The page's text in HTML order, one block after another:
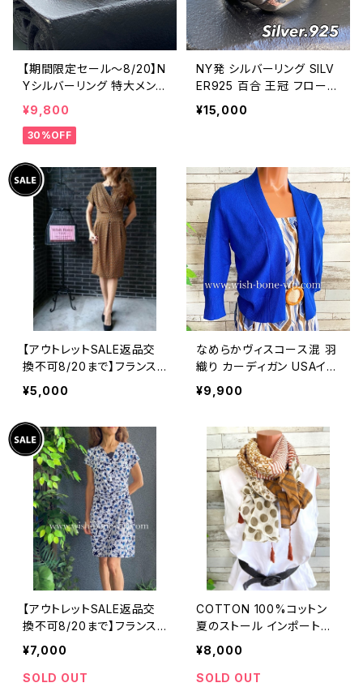
【期間限定セール～8/20】N
Yシルバーリング 特大メン
ズリング SILVER925 フェザ
ーリング ナバホ族 インディ
アンジュエリー 太め 指輪
¥9,800
30%OFF
NY発 シルバーリング SILV
ER925 百合 王冠 フローラ
ルリング ブラックストーン
指輪
¥15,000
【アウトレットSALE返品交
換不可8/20まで】フランス
製インポートワンピース｜L
ONNKEL PARIS クラシカ
ツ ワンピース/ブラウン系
¥5,000
なめらかヴィスコース混 羽
織り カーディガン USAイン
ポート/ブルー
¥9,900
【アウトレットSALE返品交
換不可8/20まで】フランス
製インポートワンピース｜カ
シュクールワンピース/立体
ワッフル・ホワイト＆ブルーフ
¥7,000
SOLD OUT
COTTON 100%コットン
夏のストール インポート大
判・ロングストール・通気
性・肌触り良いスカーフ/ブ
ラウン系ドット＆ボーダー
¥8,000
SOLD OUT